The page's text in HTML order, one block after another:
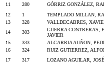
11 280 GÓRRIZ GONZÁLEZ,
12
1 TEMPLADO MILLAN,
13
328 VALLDECABRES,
14
303
GUERRA CONTRERAS,
JAVIER
15
333 ALCARRIA AUÑON,
16
324 RUIZ GUTIERREZ,
17
317 LOZANO AGUILAR,